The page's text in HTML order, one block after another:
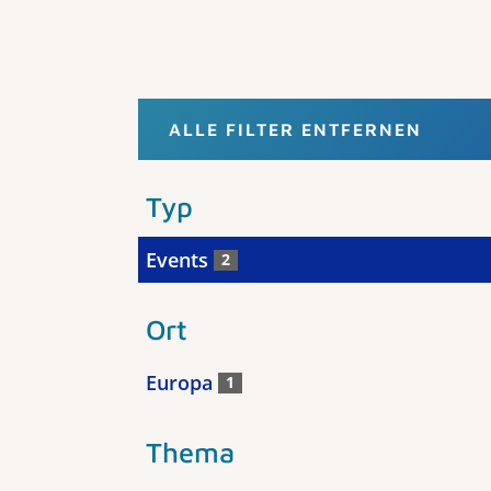
ALLE FILTER ENTFERNEN
Typ
Events 2
Ort
Europa 1
Thema